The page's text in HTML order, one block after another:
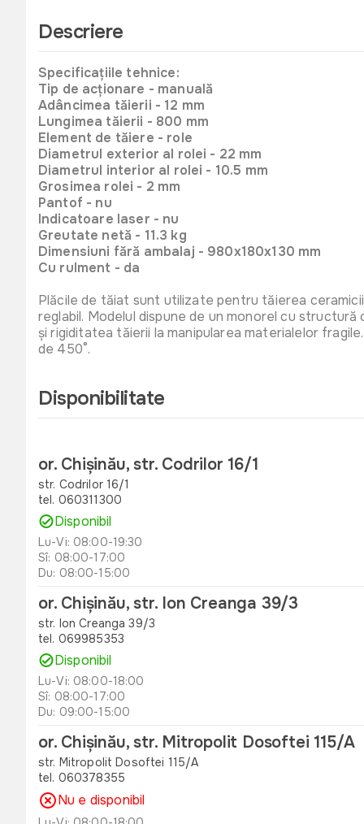
Descriere
Specificațiile tehnice:
Tip de acționare - manuală
Adâncimea tăierii - 12 mm
Lungimea tăierii - 800 mm
Element de tăiere - role
Diametrul exterior al rolei - 22 mm
Diametrul interior al rolei - 10.5 mm
Grosimea rolei - 2 mm
Pantof - nu
Indicatoare laser - nu
Greutate netă - 11.3 kg
Dimensiuni fără ambalaj - 980x180x130 mm
Cu rulment - da
Plăcile de tăiat sunt utilizate pentru tăierea
reglabil. Modelul dispune de un monorel cu
și rigiditatea tăierii la manipularea materialelor
de 450°.
Disponibilitate
or. Chișinău, str. Codrilor 16/1
str. Codrilor 16/1
tel. 060311300
Disponibil
Lu-Vi: 08:00-19:30
Sî: 08:00-17:00
Du: 08:00-15:00
or. Chișinău, str. Ion Creanga 39/3
str. Ion Creanga 39/3
tel. 069985353
Disponibil
Lu-Vi: 08:00-18:00
Sî: 08:00-17:00
Du: 09:00-15:00
or. Chișinău, str. Mitropolit Dosoftei 115/A
str. Mitropolit Dosoftei 115/A
tel. 060378355
Nu e disponibil